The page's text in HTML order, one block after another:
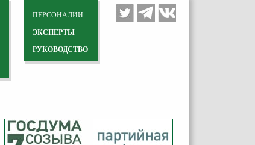
ПЕРСОНАЛИИ
ЭКСПЕРТЫ
РУКОВОДСТВО